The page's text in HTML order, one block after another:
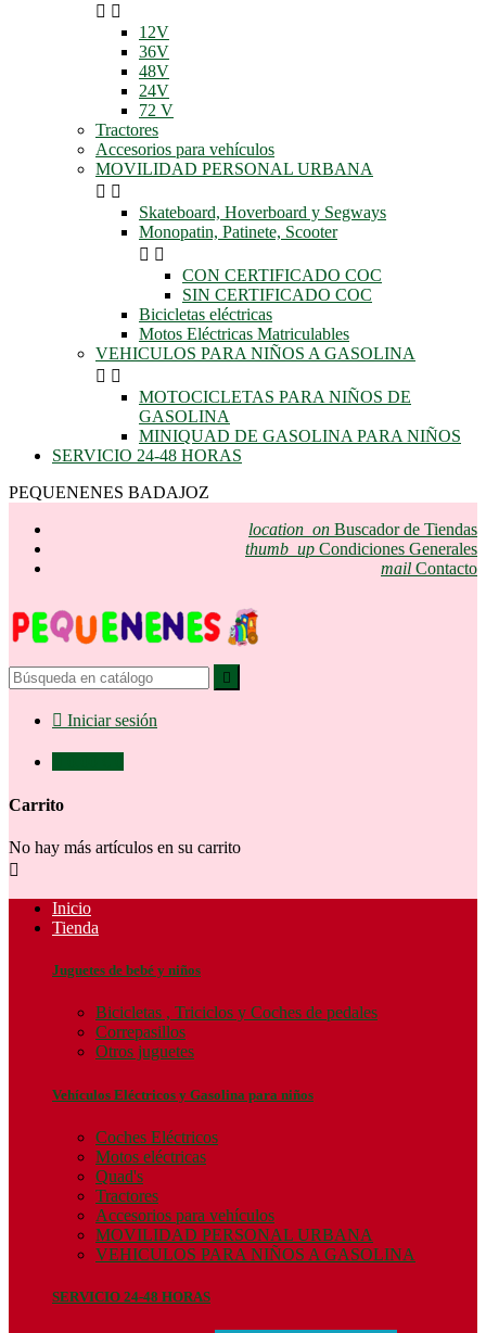
 
12V
36V
48V
24V
72 V
Tractores
Accesorios para vehículos
MOVILIDAD PERSONAL URBANA
 
Skateboard, Hoverboard y Segways
Monopatin, Patinete, Scooter
 
CON CERTIFICADO COC
SIN CERTIFICADO COC
Bicicletas eléctricas
Motos Eléctricas Matriculables
VEHICULOS PARA NIÑOS A GASOLINA
 
MOTOCICLETAS PARA NIÑOS DE
GASOLINA
MINIQUAD DE GASOLINA PARA NIÑOS
SERVICIO 24-48 HORAS
PEQUENENES BADAJOZ
location_on Buscador de Tiendas
thumb_up Condiciones Generales
mail Contacto

 Iniciar sesión
Carrito
No hay más artículos en su carrito

Inicio
Tienda
Juguetes de bebé y niños
Bicicletas , Triciclos y Coches de pedales
Correpasillos
Otros juguetes
Vehículos Eléctricos y Gasolina para niños
Coches Eléctricos
Motos eléctricas
Quad's
Tractores
Accesorios para vehículos
MOVILIDAD PERSONAL URBANA
VEHICULOS PARA NIÑOS A GASOLINA
SERVICIO 24-48 HORAS